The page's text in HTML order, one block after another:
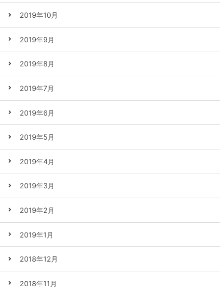
2019年10月
2019年9月
2019年8月
2019年7月
2019年6月
2019年5月
2019年4月
2019年3月
2019年2月
2019年1月
2018年12月
2018年11月